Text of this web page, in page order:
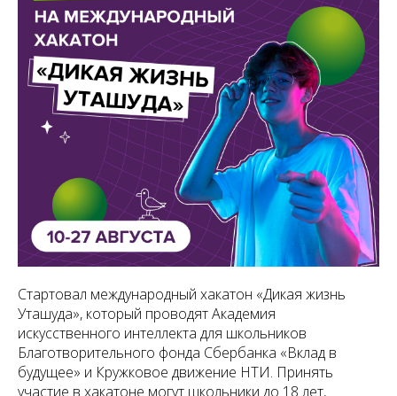
Стартовал международный хакатон «Дикая жизнь
Уташуда», который проводят Академия
искусственного интеллекта для школьников
Благотворительного фонда Сбербанка «Вклад в
будущее» и Кружковое движение НТИ. Принять
участие в хакатоне могут школьники до 18 лет,